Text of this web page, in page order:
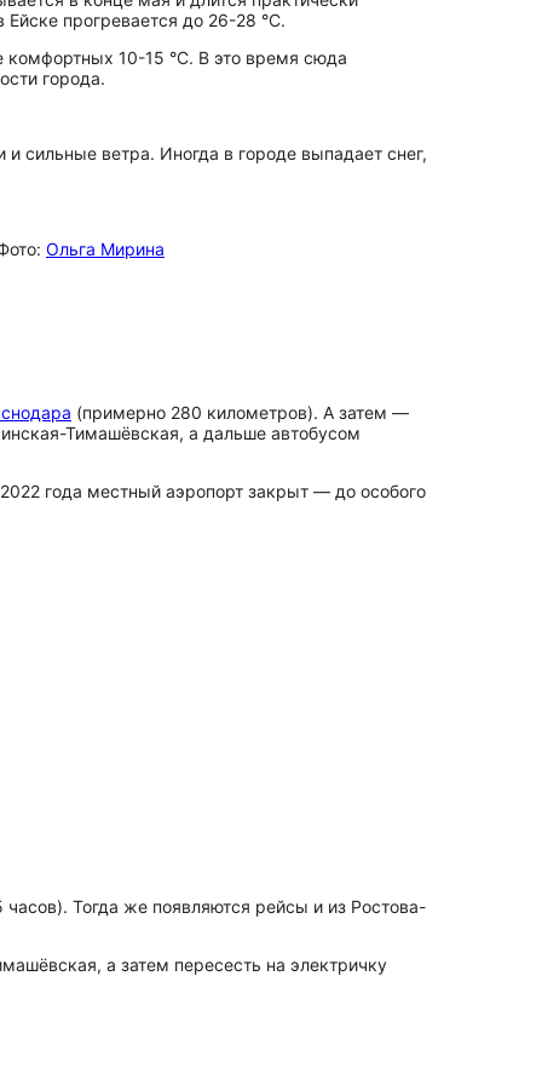
прогревается до 26-28 °C.
комфортных 10-15 °C. В это время сюда
города.
сильные ветра. Иногда в городе выпадает снег,
Ольга Мирина
(примерно 280 километров). А затем —
Тимашёвская, а дальше автобусом
года местный аэропорт закрыт — до особого
Тогда же появляются рейсы и из Ростова-
а затем пересесть на электричку